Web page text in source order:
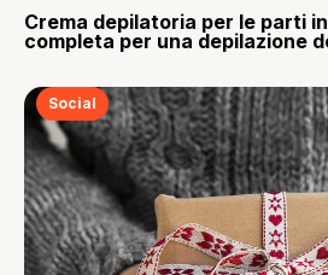
Crema depilatoria per le parti
completa per una depilazione
Social